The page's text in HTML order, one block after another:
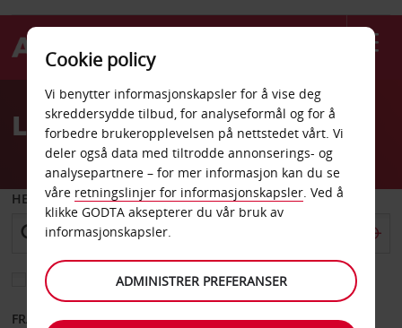
Welcome
AvisLeiebil Sainte Clotilde
HENT FRA
Velg et annet leveringssted
FRA DATO TIL DATO
Cookie policy
Vi benytter informasjonskapsler for å vise deg
skreddersydde tilbud, for analyseformål og for å
forbedre brukeropplevelsen på nettstedet vårt. Vi
deler også data med tiltrodde annonserings- og
analysepartnere – for mer informasjon kan du se
våre retningslinjer for informasjonskapsler. Ved å
klikke GODTA aksepterer du vår bruk av
informasjonskapsler.
ADMINISTRER PREFERANSER